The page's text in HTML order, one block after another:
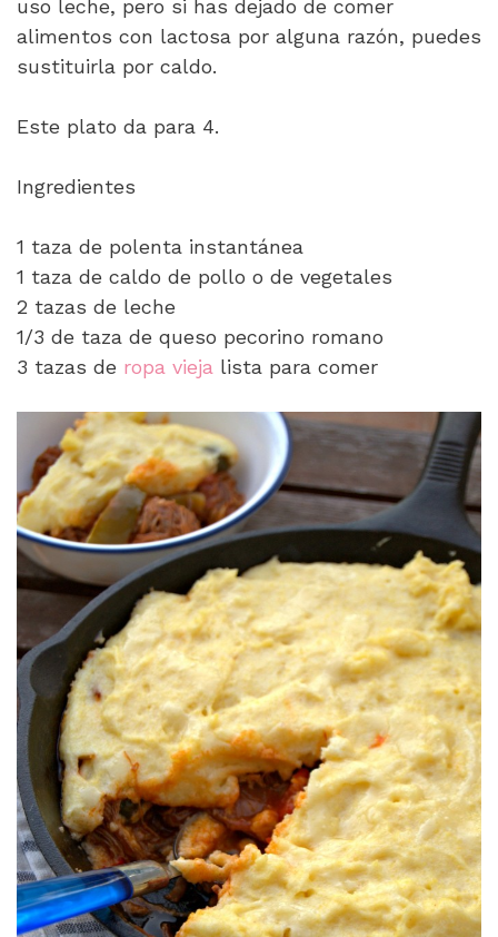
uso leche, pero si has dejado de comer
alimentos con lactosa por alguna razón, puedes
sustituirla por caldo.
Este plato da para 4.
Ingredientes
1 taza de polenta instantánea
1 taza de caldo de pollo o de vegetales
2 tazas de leche
1/3 de taza de queso pecorino romano
3 tazas de ropa vieja lista para comer